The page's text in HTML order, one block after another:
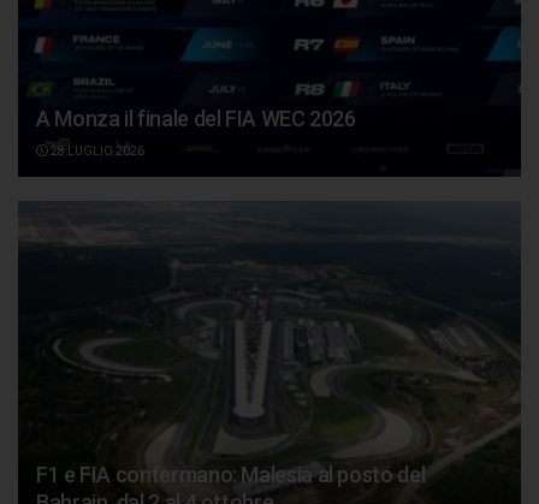
A Monza il finale del FIA WEC 2026
28 LUGLIO 2026
F1 e FIA confermano: Malesia al posto del